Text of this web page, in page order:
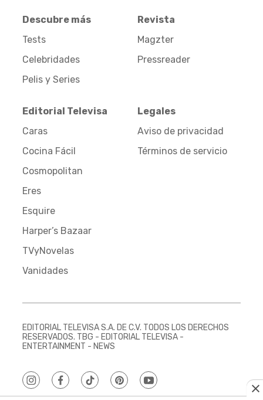
Descubre más
Tests
Celebridades
Pelis y Series
Revista
Magzter
Pressreader
Editorial Televisa
Caras
Cocina Fácil
Cosmopolitan
Eres
Esquire
Harper’s Bazaar
TVyNovelas
Vanidades
Legales
Aviso de privacidad
Términos de servicio
EDITORIAL TELEVISA S.A. DE C.V. TODOS LOS DERECHOS
RESERVADOS. TBG - EDITORIAL TELEVISA -
ENTERTAINMENT - NEWS
instagramfacebooktiktokpinterestyoutube